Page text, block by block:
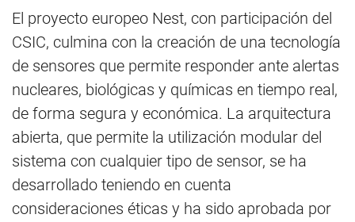
El proyecto europeo Nest, con participación del
CSIC, culmina con la creación de una tecnología
de sensores que permite responder ante alertas
nucleares, biológicas y químicas en tiempo real,
de forma segura y económica. La arquitectura
abierta, que permite la utilización modular del
sistema con cualquier tipo de sensor, se ha
desarrollado teniendo en cuenta
consideraciones éticas y ha sido aprobada por